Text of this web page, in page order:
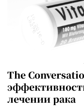
The
лечении рака